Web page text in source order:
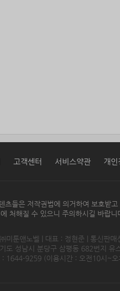
고객센터 서비스약관 개인
츠들은 저작권법에 의거하여 보호받
처해질 수 있으니 주의하시길 바랍니
미툰앤노벨 | 대표 : 정현준 | 통신판
도 성남시 분당구 삼평동 682번지
: 1644-9259 (이용시간 : 오전10시~